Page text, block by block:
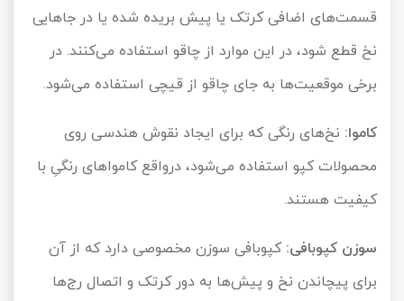
قسمت‌های اضافی کرتک یا پیش بریده شده یا در جاهایی
نخ قطع شود، در این موارد از چاقو استفاده می‌کنند. در
برخی موقعیت‌ها به جای چاقو از قیچی استفاده می‌شود.
کاموا: نخ‌های رنگی که برای ایجاد نقوش هندسی روی
محصولات کپو استفاده می‌شود، درواقع کامواهای رنگیِ با
کیفیت هستند.
سوزن کپوبافی: کپوبافی سوزن مخصوصی دارد که از آن
برای پیچاندن نخ و پیش‌ها به دور کرتک و اتصال رج‌ها